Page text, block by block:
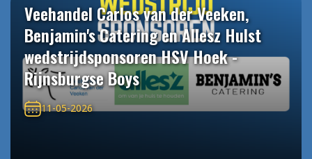
Veehandel Carlos van der Veeken,
Benjamin's Catering en Allesz Hulst
wedstrijdsponsoren HSV Hoek -
Rijnsburgse Boys
11-05-2026